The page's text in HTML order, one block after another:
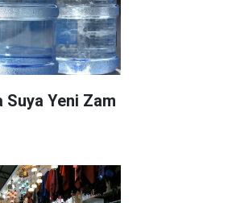
Suya Yeni Zam